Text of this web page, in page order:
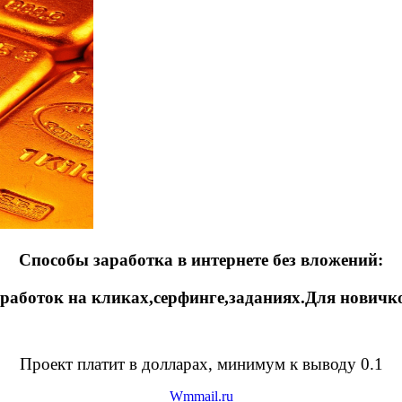
Способы заработка в интернете без вложений:
на кликах,серфинге,заданиях.Для
Проект платит в долларах, минимум к выводу 0.1
Wmmail.ru